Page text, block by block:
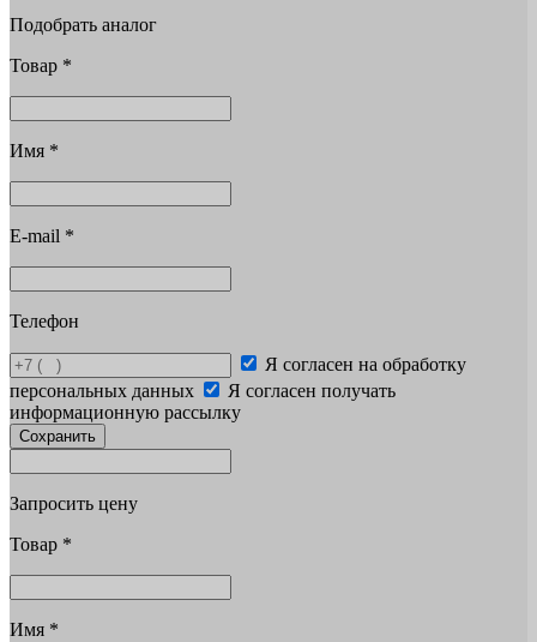
Подобрать аналог
Товар *
Имя *
E-mail *
Телефон
Я согласен на обработку
персональных данных
Я согласен получать
информационную рассылку
Сохранить
Запросить цену
Товар *
Имя *